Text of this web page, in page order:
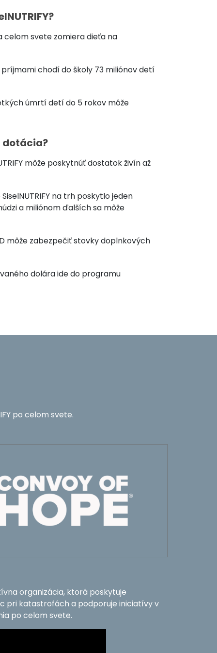
celom svete zomiera dieťa na
príjmami chodí do školy 73 miliónov detí
úmrtí detí do 5 rokov môže
dotácia?
môže poskytnúť dostatok živín až
na trh poskytlo jeden
a miliónom ďalších sa môže
môže zabezpečiť stovky doplnkových
dolára ide do programu
po celom svete.
organizácia, ktorá poskytuje
pri katastrofách a podporuje iniciatívy v
po celom svete.